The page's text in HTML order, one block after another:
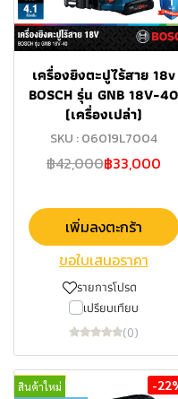
เครื่องยิงตะปูไร้สาย 18v
BOSCH รุ่น GNB 18V-40
(เครื่องเปล่า)
SKU : 06019L7004
฿42,000฿33,000
เพิ่มลงตะกร้า
ขอใบเสนอราคา
รายการโปรด
เปรียบเทียบ
(0)
สินค้าใหม่
-